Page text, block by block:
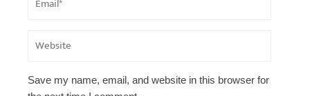
Save my name, email, and website in this browser for